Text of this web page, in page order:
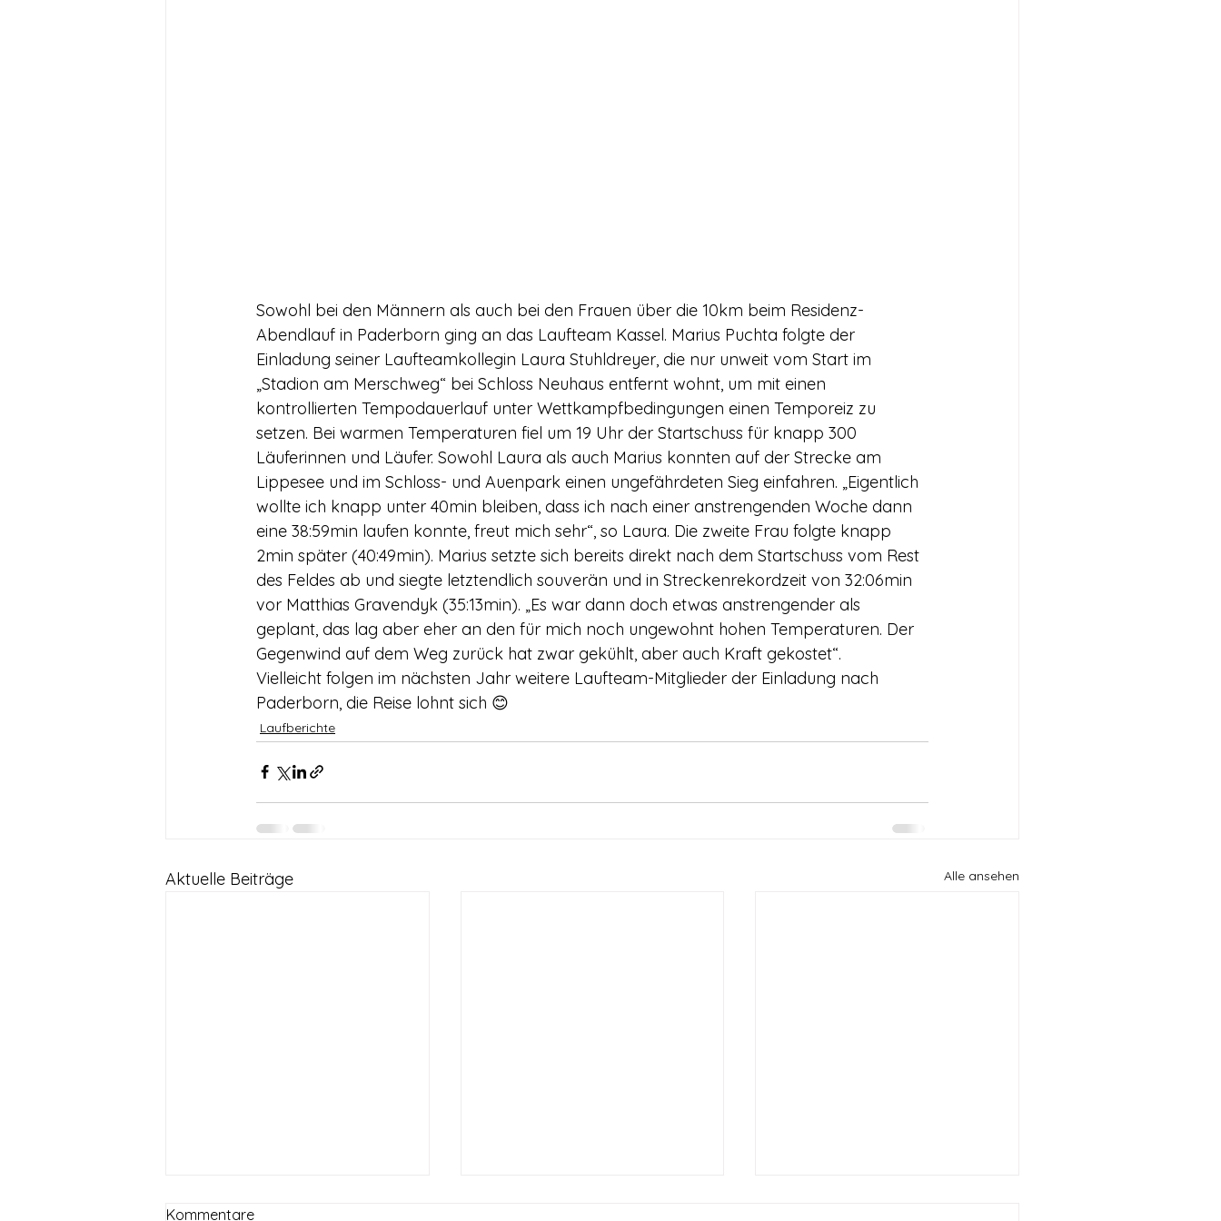
Sowohl bei den Männern als auch bei den Frauen über die 10km beim Residenz-
Abendlauf in Paderborn ging an das Laufteam Kassel. Marius Puchta folgte der
Einladung seiner Laufteamkollegin Laura Stuhldreyer, die nur unweit vom Start im
„Stadion am Merschweg“ bei Schloss Neuhaus entfernt wohnt, um mit einen
kontrollierten Tempodauerlauf unter Wettkampfbedingungen einen Temporeiz zu
setzen. Bei warmen Temperaturen fiel um 19 Uhr der Startschuss für knapp 300
Läuferinnen und Läufer. Sowohl Laura als auch Marius konnten auf der Strecke am
Lippesee und im Schloss- und Auenpark einen ungefährdeten Sieg einfahren. „Eigentlich
wollte ich knapp unter 40min bleiben, dass ich nach einer anstrengenden Woche dann
eine 38:59min laufen konnte, freut mich sehr“, so Laura. Die zweite Frau folgte knapp
2min später (40:49min). Marius setzte sich bereits direkt nach dem Startschuss vom Rest
des Feldes ab und siegte letztendlich souverän und in Streckenrekordzeit von 32:06min
vor Matthias Gravendyk (35:13min). „Es war dann doch etwas anstrengender als
geplant, das lag aber eher an den für mich noch ungewohnt hohen Temperaturen. Der
Gegenwind auf dem Weg zurück hat zwar gekühlt, aber auch Kraft gekostet“.
Vielleicht folgen im nächsten Jahr weitere Laufteam-Mitglieder der Einladung nach
Paderborn, die Reise lohnt sich 😊
Laufberichte
Aktuelle Beiträge Alle ansehen
Kommentare